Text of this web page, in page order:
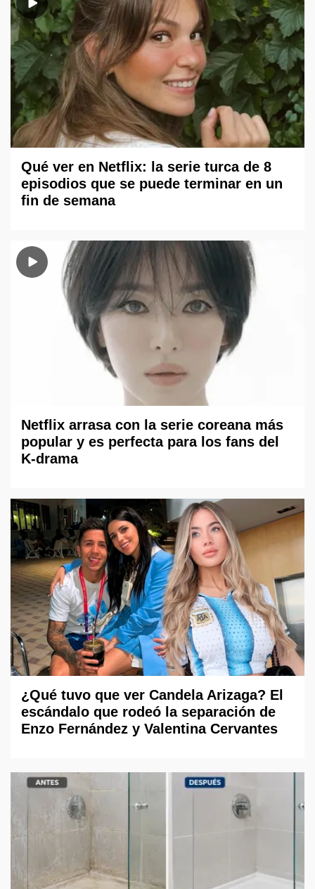
Qué ver en Netflix: la serie turca de 8
episodios que se puede terminar en un
fin de semana
Netflix arrasa con la serie coreana más
popular y es perfecta para los fans del
K-drama
¿Qué tuvo que ver Candela Arizaga? El
escándalo que rodeó la separación de
Enzo Fernández y Valentina Cervantes